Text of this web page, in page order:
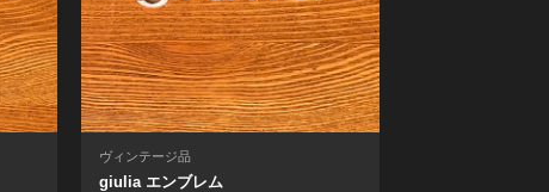
ヴィンテージ品
giulia エンブレム